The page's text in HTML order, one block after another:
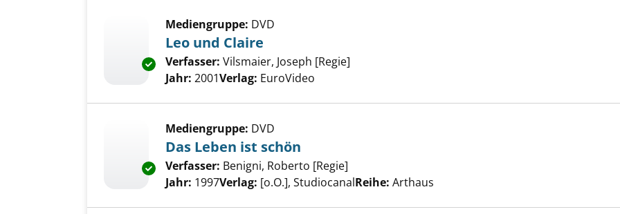
Exemplar-Details von Leo und Claire anzeigen
Mediengruppe: DVD
Leo und Claire
Verfasser: Vilsmaier, Joseph [Regie]
Jahr: 2001Verlag: EuroVideo
Exemplar-Details von Das Leben ist schön anzeigen
Mediengruppe: DVD
Das Leben ist schön
Verfasser: Benigni, Roberto [Regie]
Jahr: 1997Verlag: [o.O.], StudiocanalReihe: Arthaus